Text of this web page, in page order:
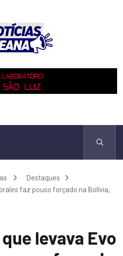
Destaques
faz pouso forçado na Bolívia,
levava Evo